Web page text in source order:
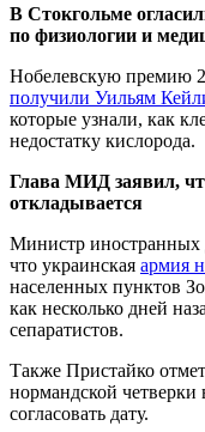
В Стокгольме
по физиологии и
Нобелевскую премию
получили Уильям
которые узнали, как
недостатку кислорода.
Глава МИД заявил,
откладывается
Министр иностранных
что украинская армия
населенных пунктов
как несколько дней
сепаратистов.
Также Пристайко
нормандской
согласовать дату.